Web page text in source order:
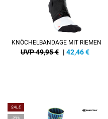
KNÖCHELBANDAGE MIT RIEMEN
UVP 49,95 € | 42,46€
SALE
-20%